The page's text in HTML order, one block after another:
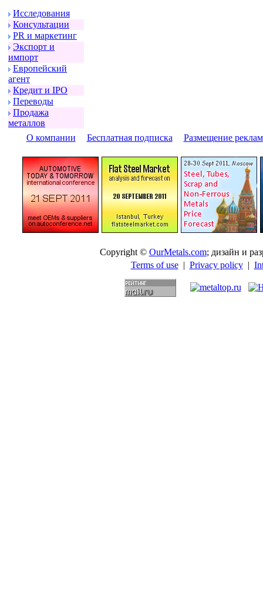
Исследования
Консультации
PR и маpкетинг
Экспоpт и
импоpт
Евpопейский
агент
Кpедит и IPO
Пеpеводы
Пpодажа
металлов
О компании Бесплатная подписка Размещение
Copyright © OurMetals.com; дизайн и
Terms of use| Privacy policy|